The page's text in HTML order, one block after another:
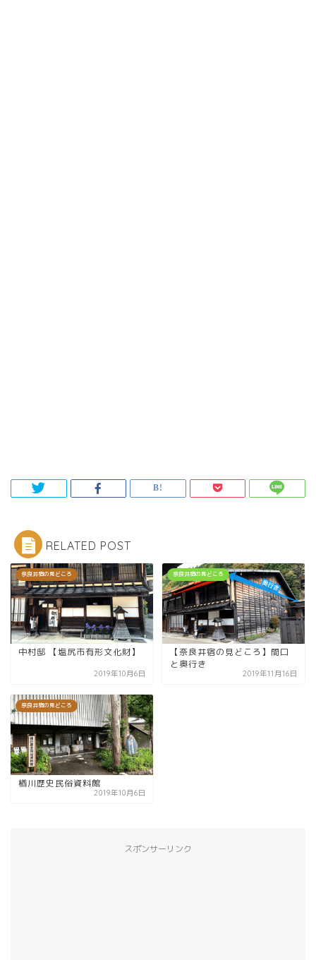
RELATED POST
奈良井宿の見どころ
中村邸 【塩尻市有形文化財】
2019年10月6日
奈良井宿の見どころ
【奈良井宿の見どころ】間口
と奥行き
2019年11月16日
奈良井宿の見どころ
楢川歴史民俗資料館
2019年10月6日
スポンサーリンク